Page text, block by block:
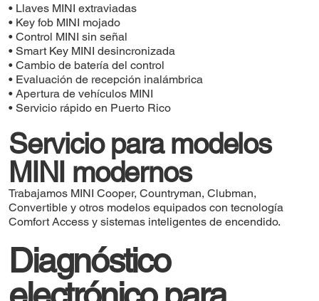
• Llaves MINI extraviadas
• Key fob MINI mojado
• Control MINI sin señal
• Smart Key MINI desincronizada
• Cambio de batería del control
• Evaluación de recepción inalámbrica
• Apertura de vehículos MINI
• Servicio rápido en Puerto Rico
Servicio para modelos
MINI modernos
Trabajamos MINI Cooper, Countryman, Clubman,
Convertible y otros modelos equipados con tecnología
Comfort Access y sistemas inteligentes de encendido.
Diagnóstico